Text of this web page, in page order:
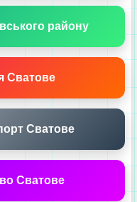
району
Сватове
Сватове
Сватове